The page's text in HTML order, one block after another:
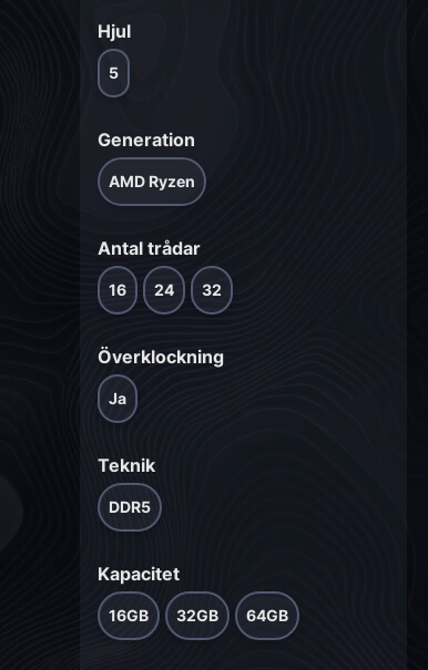
Hjul
5
Generation
AMD Ryzen
Antal trådar
16 24 32
Överklockning
Ja
Teknik
DDR5
Kapacitet
16GB 32GB 64GB